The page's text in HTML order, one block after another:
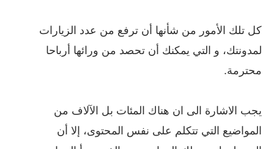
كل تلك الأمور من شأنها أن ترفع من عدد الزيارات
لمدونتك، و التي يمكنك أن تحصد من ورائها أرباحا
محترمة.
يجب الاشارة الى ان هناك المئات بل الآلاف من
المواضيع التي تتكلم على نفس المحتوى، إلا أن